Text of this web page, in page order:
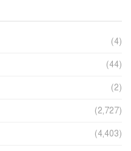
(4)
(44)
(2)
(2,727)
(4,403)